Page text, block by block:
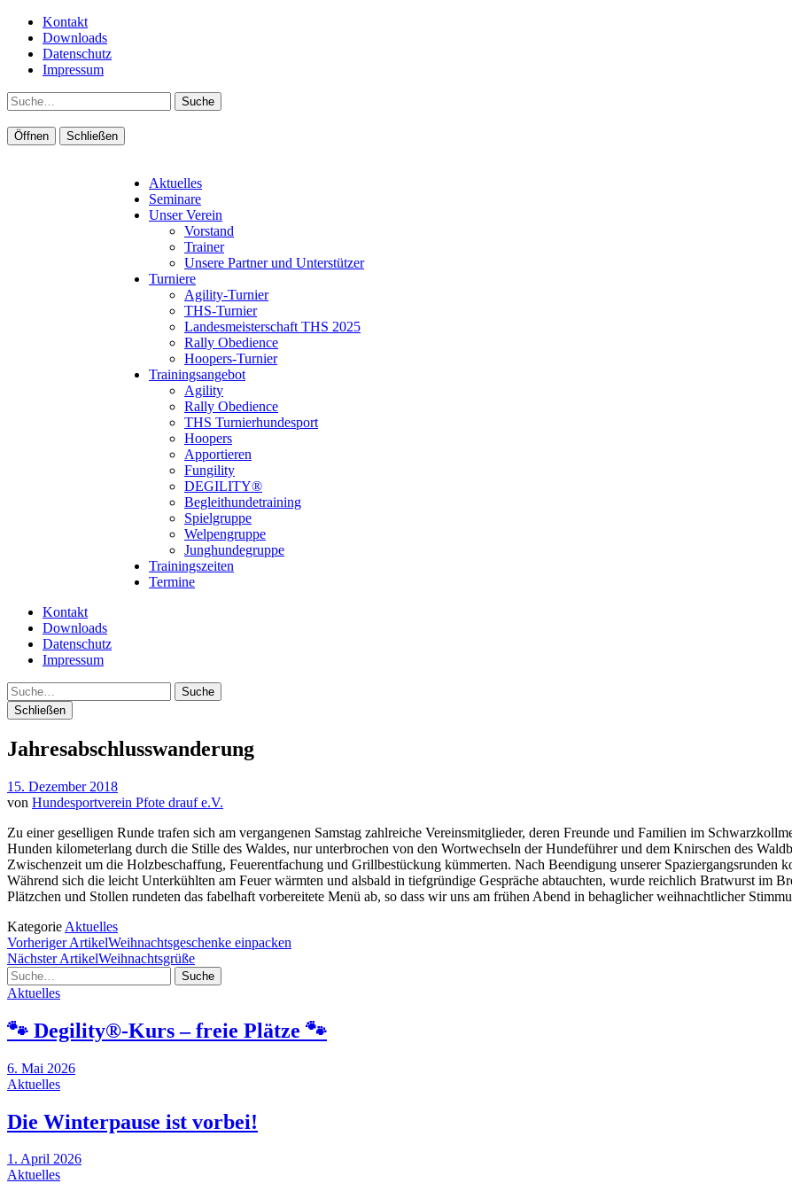
Kontakt
Downloads
Datenschutz
Impressum
Suche
Öffnen Schließen
Aktuelles
Seminare
Unser Verein
Vorstand
Trainer
Unsere Partner und Unterstützer
Turniere
Agility-Turnier
THS-Turnier
Landesmeisterschaft THS 2025
Rally Obedience
Hoopers-Turnier
Trainingsangebot
Agility
Rally Obedience
THS Turnierhundesport
Hoopers
Apportieren
Fungility
DEGILITY®
Begleithundetraining
Spielgruppe
Welpengruppe
Junghundegruppe
Trainingszeiten
Termine
Kontakt
Downloads
Datenschutz
Impressum
Suche
Schließen
Jahresabschlusswanderung
15. Dezember 2018
von Hundesportverein Pfote drauf e.V.
Zu einer geselligen Runde trafen sich am vergangenen Samstag zahlreiche Vereinsmitglieder, deren Freunde und Familien im
Hunden kilometerlang durch die Stille des Waldes, nur unterbrochen von den Wortwechseln der Hundeführer und dem Knirschen des
Zwischenzeit um die Holzbeschaffung, Feuerentfachung und Grillbestückung kümmerten. Nach Beendigung unserer Spaziergangsrunden
Während sich die leicht Unterkühlten am Feuer wärmten und alsbald in tiefgründige Gespräche abtauchten, wurde reichlich Bratwurst im
Plätzchen und Stollen rundeten das fabelhaft vorbereitete Menü ab, so dass wir uns am frühen Abend in behaglicher weihnachtlicher
Kategorie Aktuelles
Vorheriger ArtikelWeihnachtsgeschenke einpacken
Nächster ArtikelWeihnachtsgrüße
Suche
Aktuelles
🐾 Degility®-Kurs – freie Plätze 🐾
6. Mai 2026
Aktuelles
Die Winterpause ist vorbei!
1. April 2026
Aktuelles